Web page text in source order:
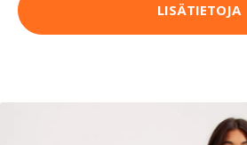
LISÄTIETOJA